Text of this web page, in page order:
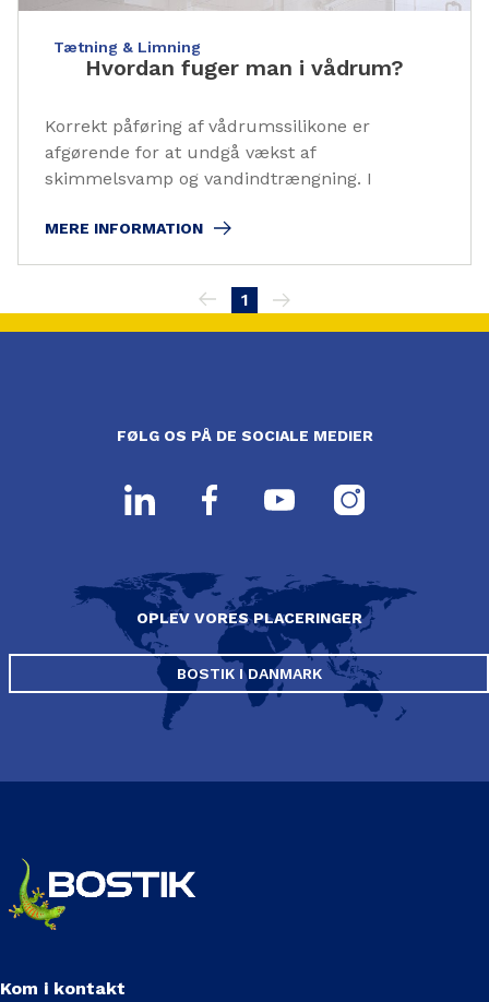
Tætning & Limning
Hvordan fuger man i vådrum?
Korrekt påføring af vådrumssilikone er
afgørende for at undgå vækst af
skimmelsvamp og vandindtrængning. I
MERE INFORMATION
1
FØLG OS PÅ DE SOCIALE MEDIER
OPLEV VORES PLACERINGER
BOSTIK I DANMARK
Kom i kontakt